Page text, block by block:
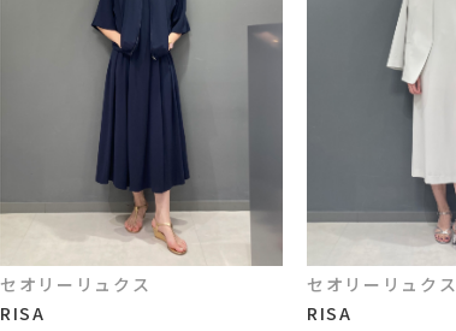
セオリーリュクス
RISA
セオリーリュクス
RISA